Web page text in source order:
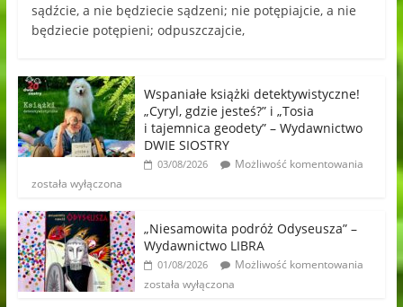
sądźcie, a nie będziecie sądzeni; nie potępiajcie, a nie
będziecie potępieni; odpuszczajcie,
Wspaniałe książki detektywistyczne!
„Cyryl, gdzie jesteś?” i „Tosia
i tajemnica geodety” – Wydawnictwo
DWIE SIOSTRY
03/08/2026
Możliwość komentowania
została wyłączona
„Niesamowita podróż Odyseusza” –
Wydawnictwo LIBRA
01/08/2026
Możliwość komentowania
została wyłączona